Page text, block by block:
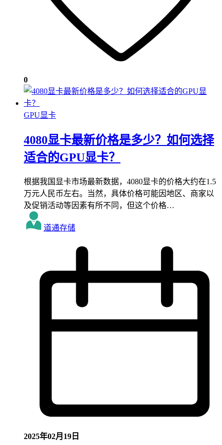
0
GPU显卡
4080显卡最新价格是多少？如何选择
适合的GPU显卡？
根据我国显卡市场最新数据，4080显卡的价格大约在1.5
万元人民币左右。当然，具体价格可能因地区、商家以
及促销活动等因素有所不同，但这个价格…
道通存储
2025年02月19日